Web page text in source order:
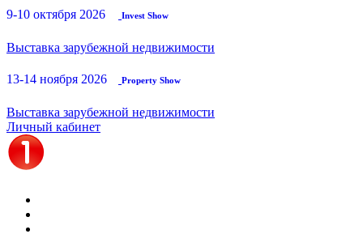
9-10 октября 2026 Invest Show
Выставка зарубежной недвижимости
13-14 ноября 2026 Property Show
Выставка зарубежной недвижимости
Личный кабинет